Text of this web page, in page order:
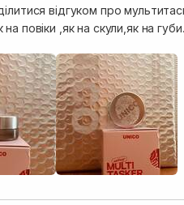
відгуком про
повіки ,як на скули,як на
також вгадала,чудово
тримається на протязі дня. А
дуууже сподобалося🤍